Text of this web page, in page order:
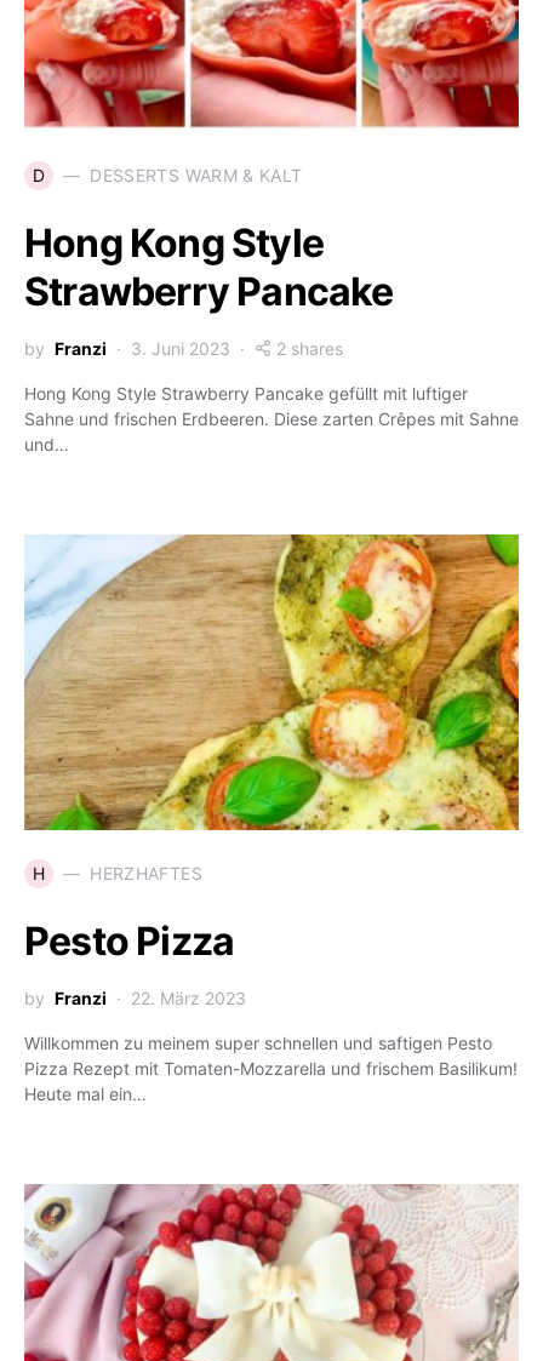
D DESSERTS WARM & KALT
Hong Kong Style
Strawberry Pancake
by Franzi 3. Juni 2023 2 shares
Hong Kong Style Strawberry Pancake gefüllt mit luftiger
Sahne und frischen Erdbeeren. Diese zarten Crêpes mit Sahne
und…
H HERZHAFTES
Pesto Pizza
by Franzi 22. März 2023
Willkommen zu meinem super schnellen und saftigen Pesto
Pizza Rezept mit Tomaten-Mozzarella und frischem Basilikum!
Heute mal ein…